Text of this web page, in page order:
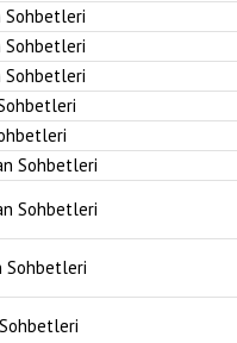
Sohbetleri
Sohbetleri
Sohbetleri
Sohbetleri
Sohbetleri
Sohbetleri